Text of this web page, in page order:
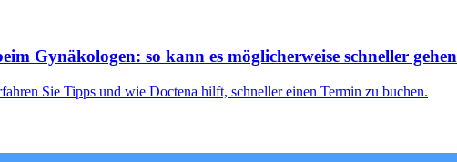
Gynäkologen: so kann es möglicherweise schneller gehen
Sie Tipps und wie Doctena hilft, schneller einen Termin zu buchen.